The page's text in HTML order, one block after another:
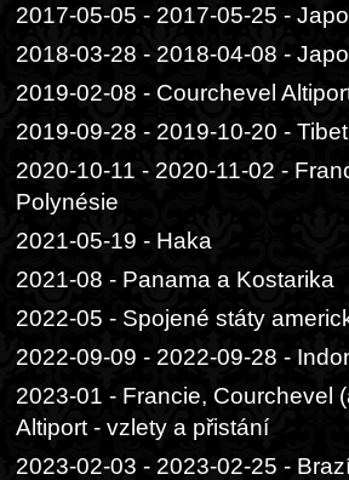
2017-05-05 - 2017-05-25 -
2018-03-28 - 2018-04-08 -
2019-02-08 - Courchevel
2019-09-28 - 2019-10-20 - Tibet
2020-10-11 - 2020-11-02 -
Polynésie
2021-05-19 - Haka
2021-08 - Panama a Kostarika
2022-05 - Spojené státy
2022-09-09 - 2022-09-28 -
2023-01 - Francie, Courchevel
Altiport - vzlety a přistání
2023-02-03 - 2023-02-25 -